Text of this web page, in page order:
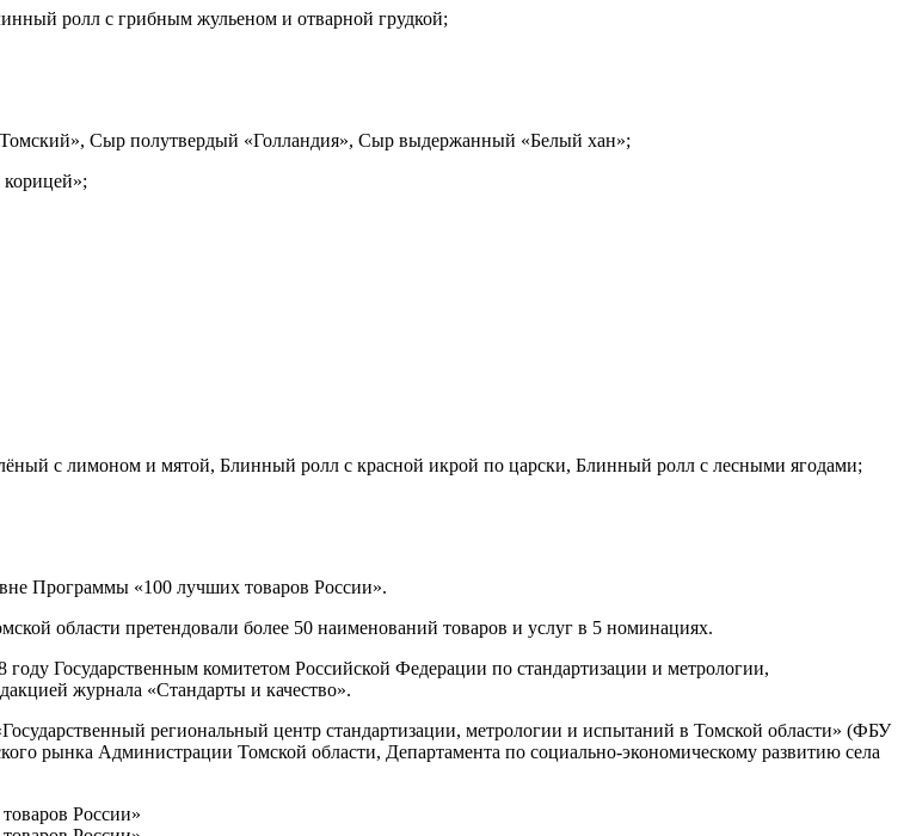
ролл с грибным жульеном и отварной грудкой;
Сыр полутвердый «Голландия», Сыр выдержанный «Белый хан»;
с лимоном и мятой, Блинный ролл с красной икрой по царски, Блинный ролл с лесными ягодами;
Программы «100 лучших товаров России».
области претендовали более 50 наименований товаров и услуг в 5 номинациях.
Государственным комитетом Российской Федерации по стандартизации и метрологии,
журнала «Стандарты и качество».
региональный центр стандартизации, метрологии и испытаний в Томской области» (ФБУ
рынка Администрации Томской области, Департамента по социально-экономическому развитию села